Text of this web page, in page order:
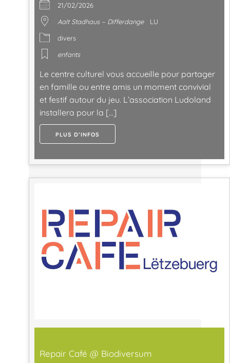
21/02/2026
Aalt Stadhaus – Differdange
LU
divers
enfants
Le centre culturel vous accueille pour partager
en famille ou entre amis un moment convivial
et festif autour du jeu. L’association Ludoland
installera pour la […]
PLUS D’INFOS
Repair Café @ Biodiversum